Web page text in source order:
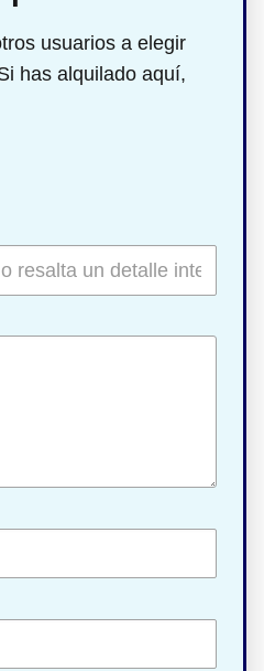
usuarios a elegir
has alquilado aquí,